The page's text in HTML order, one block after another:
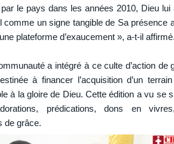
le pays dans les années 2010, Dieu lui
comme un signe tangible de Sa présence
plateforme d’exaucement », a-t-il
a intégré à ce culte d’action de
à financer l’acquisition d’un
à la gloire de Dieu. Cette édition a vu se
prédications, dons en
de grâce.